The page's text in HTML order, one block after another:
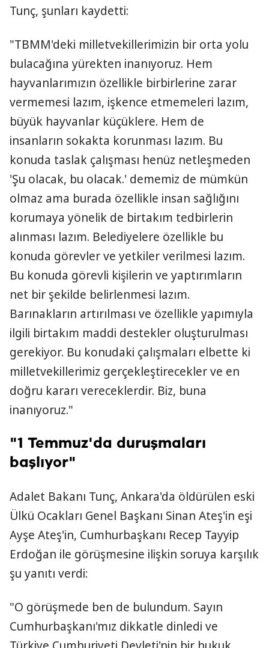
Tunç, şunları kaydetti:
"TBMM'deki milletvekillerimizin bir orta yolu
bulacağına yürekten inanıyoruz. Hem
hayvanlarımızın özellikle birbirlerine zarar
vermemesi lazım, işkence etmemeleri lazım,
büyük hayvanlar küçüklere. Hem de
insanların sokakta korunması lazım. Bu
konuda taslak çalışması henüz netleşmeden
'Şu olacak, bu olacak.' dememiz de mümkün
olmaz ama burada özellikle insan sağlığını
korumaya yönelik de birtakım tedbirlerin
alınması lazım. Belediyelere özellikle bu
konuda görevler ve yetkiler verilmesi lazım.
Bu konuda görevli kişilerin ve yaptırımların
net bir şekilde belirlenmesi lazım.
Barınakların artırılması ve özellikle yapımıyla
ilgili birtakım maddi destekler oluşturulması
gerekiyor. Bu konudaki çalışmaları elbette ki
milletvekillerimiz gerçekleştirecekler ve en
doğru kararı vereceklerdir. Biz, buna
inanıyoruz."
"1 Temmuz'da duruşmaları
başlıyor"
Adalet Bakanı Tunç, Ankara'da öldürülen eski
Ülkü Ocakları Genel Başkanı Sinan Ateş'in eşi
Ayşe Ateş'in, Cumhurbaşkanı Recep Tayyip
Erdoğan ile görüşmesine ilişkin soruya karşılık
şu yanıtı verdi:
"O görüşmede ben de bulundum. Sayın
Cumhurbaşkanı'mız dikkatle dinledi ve